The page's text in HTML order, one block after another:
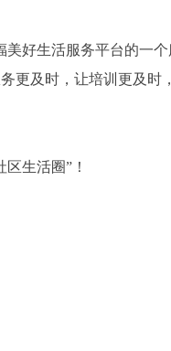
美好生活服务平台的一
更及时，让培训更及
生活圈”！